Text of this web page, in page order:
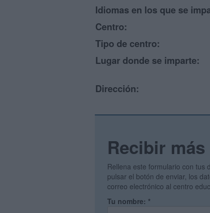
Idiomas en los que se
Centro:
Tipo de centro:
Lugar donde se imparte:
Dirección:
Recibir
Rellena este formulario con tus
pulsar el botón de enviar, los
correo electrónico al centro
Tu nombre: *